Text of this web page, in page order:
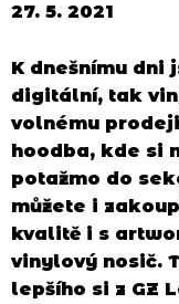
27. 5. 2021
K dnešnímu
digitální, tak
volnému
hoodba, kde si
potažmo do
můžete i
kvalitě i s
vinylový nosič.
lepšího si z GZ